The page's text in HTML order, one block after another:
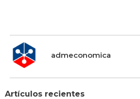
admeconomica
Artículos recientes